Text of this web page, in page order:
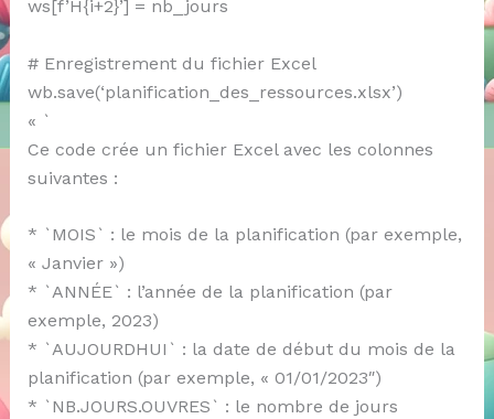
ws[f’H{i+2}’] = nb_jours
# Enregistrement du fichier Excel
wb.save(‘planification_des_ressources.xlsx’)
« `
Ce code crée un fichier Excel avec les colonnes
suivantes :
* `MOIS` : le mois de la planification (par exemple,
« Janvier »)
* `ANNÉE` : l’année de la planification (par
exemple, 2023)
* `AUJOURDHUI` : la date de début du mois de la
planification (par exemple, « 01/01/2023″)
* `NB.JOURS.OUVRES` : le nombre de jours